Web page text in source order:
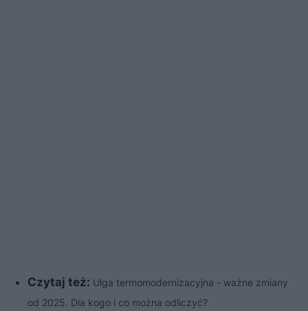
Czytaj też: Ulga termomodernizacyjna - ważne zmiany
od 2025. Dla kogo i co można odliczyć?